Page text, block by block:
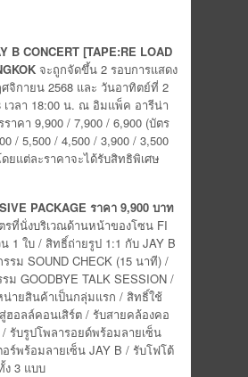
B CONCERT [TAPE:RE LOAD
จะถูกจัดขึ้น 2 รอบการแสดง
จิกายน 2568 และ วันอาทิตย์ที่ 2
วลา 18:00 น. ณ อิมแพ็ค อารีน่า
าคา 9,900 / 7,900 / 6,900 (บัตร
/ 5,500 / 4,500 / 3,900 / 3,500
ยแต่ละราคาจะได้รับสิทธิพิเศษ
PACKAGE ราคา 9,900 บาท
รที่นั่งบริเวณด้านหน้าของโซน FI
1 ใบ / สิทธิ์ถ่ายรูป 1:1 กับ JAY B
รม SOUND CHECK (15 นาที) /
ม GOODBYE TALK SESSION /
น่ายสินค้าเป็นกลุ่มแรก / สิทธิ์ใช้
ฮอลล์คอนเสิร์ต / รับสายคล้องคอ
รับรูปโพลารอยด์พร้อมลายเซ็น
อร์พร้อมลายเซ็น JAY B / รับโฟโต้
ง 3 แบบ